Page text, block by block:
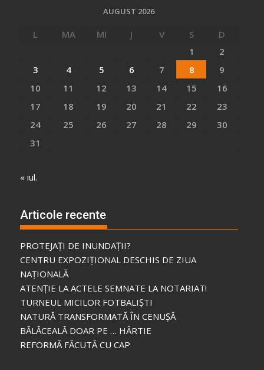
AUGUST 2026
L MA MI J V S
D
1
2
3
4 5 6 7 8
9
10
11 12 13 14 15
16
17
18 19 20 21 22
23
24
25 26 27 28 29
30
31
« iul.
Articole recente
PROTEJAȚI DE INUNDAȚII?
CENTRU EXPOZIȚIONAL DESCHIS DE ZIUA
NAȚIONALĂ
ATENȚIE LA ACTELE SEMNATE LA NOTARIAT!
TURNEUL MICILOR FOTBALIȘTI
NATURĂ TRANSFORMATĂ ÎN CENUȘĂ
BĂLĂCEALĂ DOAR PE … HÂRTIE
REFORMĂ FĂCUTĂ CU CAP